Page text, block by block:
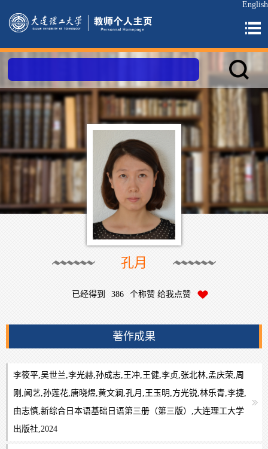
English
孔月
已经得到 386 个称赞 给我点赞
著作成果
李筱平,吴世兰,李光赫,孙成志,王冲,王健,李贞,张北林,孟庆荣,周
刚,闻艺,孙莲花,唐晓煜,黄文澜,孔月,王玉明,方光锐,林乐青,李捷,
由志慎,新综合日本语基础日语第三册（第三版）,大连理工大学
出版社,2024